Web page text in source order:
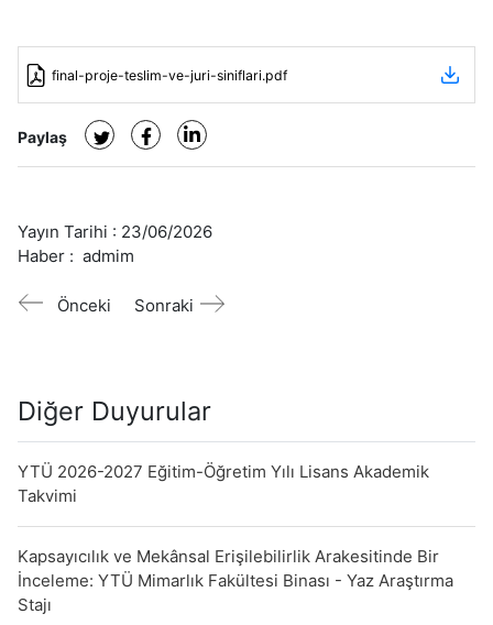
final-proje-teslim-ve-juri-siniflari.pdf
Paylaş
Yayın Tarihi : 23/06/2026
Haber : admim
Önceki Sonraki
Diğer Duyurular
YTÜ 2026-2027 Eğitim-Öğretim Yılı Lisans Akademik
Takvimi
Kapsayıcılık ve Mekânsal Erişilebilirlik Arakesitinde Bir
İnceleme: YTÜ Mimarlık Fakültesi Binası - Yaz Araştırma
Stajı